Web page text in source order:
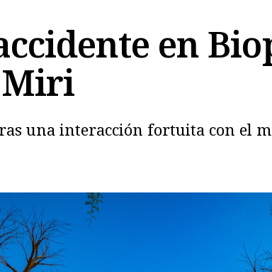
en
una interacción fortuita con el